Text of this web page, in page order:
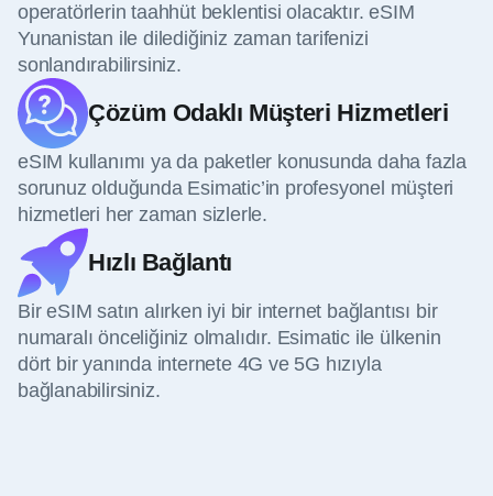
operatörlerin taahhüt beklentisi olacaktır. eSIM
Yunanistan ile dilediğiniz zaman tarifenizi
sonlandırabilirsiniz.
Çözüm Odaklı Müşteri Hizmetleri
eSIM kullanımı ya da paketler konusunda daha fazla
sorunuz olduğunda Esimatic’in profesyonel müşteri
hizmetleri her zaman sizlerle.
Hızlı Bağlantı
Bir eSIM satın alırken iyi bir internet bağlantısı bir
numaralı önceliğiniz olmalıdır. Esimatic ile ülkenin
dört bir yanında internete 4G ve 5G hızıyla
bağlanabilirsiniz.